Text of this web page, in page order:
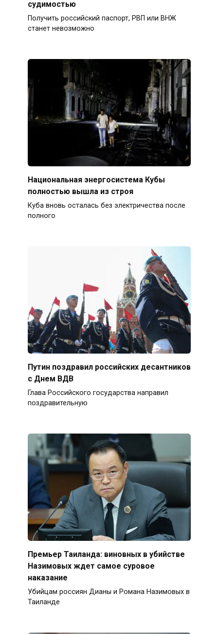
судимостью
Получить российский паспорт, РВП или ВНЖ
станет невозможно
Национальная энергосистема Кубы
полностью вышла из строя
Куба вновь осталась без электричества после
полного
Путин поздравил российских десантников
с Днем ВДВ
Глава Российского государства направил
поздравительную
Премьер Таиланда: виновных в убийстве
Назимовых ждет самое суровое
наказание
Убийцам россиян Дианы и Романа Назимовых в
Таиланде